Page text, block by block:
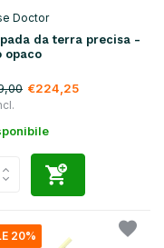
Doctor
da terra precisa -
opaco
€224,25
20%